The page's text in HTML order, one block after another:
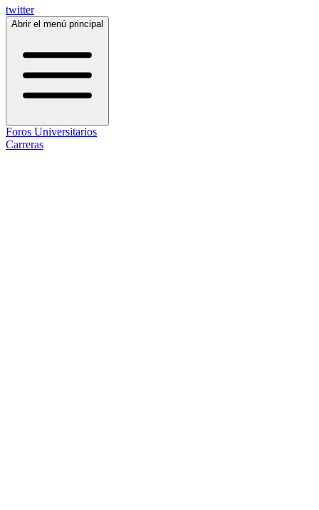
twitter
Abrir el menú principal
Foros Universitarios
Carreras